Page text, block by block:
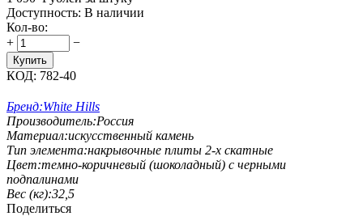
Доступность: В наличии
Кол-во:
+
−
Купить
КОД: 782-40
Бренд:White Hills
Производитель:Россия
Материал:искусственный камень
Тип элемента:накрывочные плиты 2-х скатные
Цвет:темно-коричневый (шоколадный) с черными
подпалинами
Вес (кг):32,5
Поделиться